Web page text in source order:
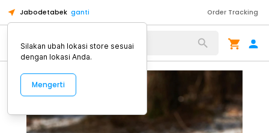
Jabodetabek ganti Order Tracking
Alat Kopi
Silakan ubah lokasi store sesuai
dengan lokasi Anda.
Mengerti